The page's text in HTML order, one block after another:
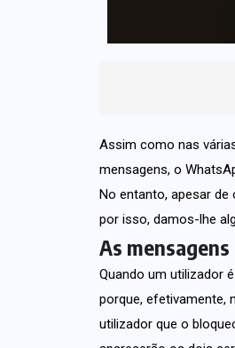
Assim como nas
mensagens, o
No entanto, apesar
por isso, damos-lhe
As
Quando um utilizador
porque, efetivamente,
utilizador que o